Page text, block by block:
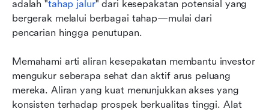
adalah "tahap jalur" dari kesepakatan potensial yang
bergerak melalui berbagai tahap—mulai dari
pencarian hingga penutupan.
Memahami arti aliran kesepakatan membantu investor
mengukur seberapa sehat dan aktif arus peluang
mereka. Aliran yang kuat menunjukkan akses yang
konsisten terhadap prospek berkualitas tinggi. Alat